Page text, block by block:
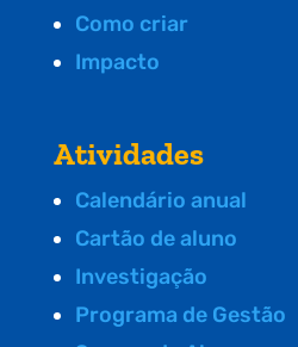
Como criar
Impacto
Atividades
Calendário anual
Cartão de aluno
Investigação
Programa de Gestão